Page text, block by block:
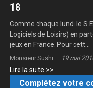
18
Comme chaque lundi le
Logiciels de Loisirs) en
jeux en France. Pour cett...
Monsieur Sushi 19 mai
Lire la suite >>
Complétez votre